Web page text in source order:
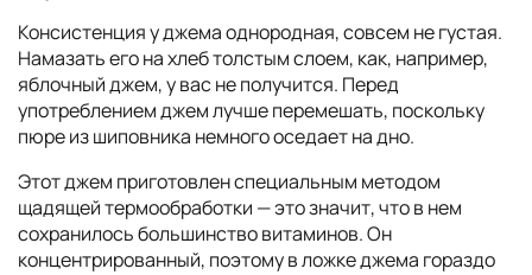
Консистенция у джема однородная, совсем не густая.
Намазать его на хлеб толстым слоем, как, например,
яблочный джем, у вас не получится. Перед
употреблением джем лучше перемешать, поскольку
пюре из шиповника немного оседает на дно.
Этот джем приготовлен специальным методом
щадящей термообработки — это значит, что в нем
сохранилось большинство витаминов. Он
концентрированный, поэтому в ложке джема гораздо